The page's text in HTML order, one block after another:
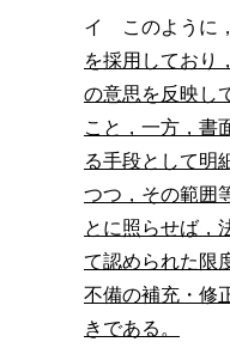
イ このように，
を採用しており
の意思を反映し
こと，一方，書
る手段として明
つつ，その範囲
とに照らせば，
て認められた限
不備の補充・修
きである。